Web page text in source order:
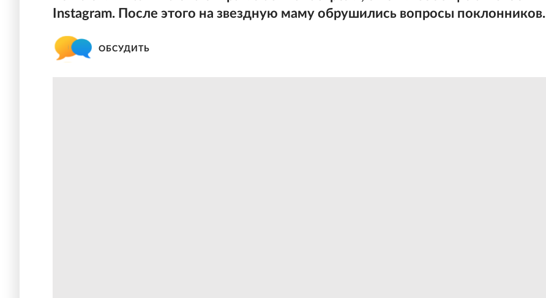
Instagram. После этого на звездную маму обрушились вопросы поклонников.
ОБСУДИТЬ